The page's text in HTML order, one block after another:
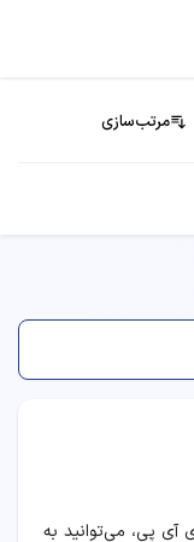
مرتب‌سازی
آی پی، می‌توانید به